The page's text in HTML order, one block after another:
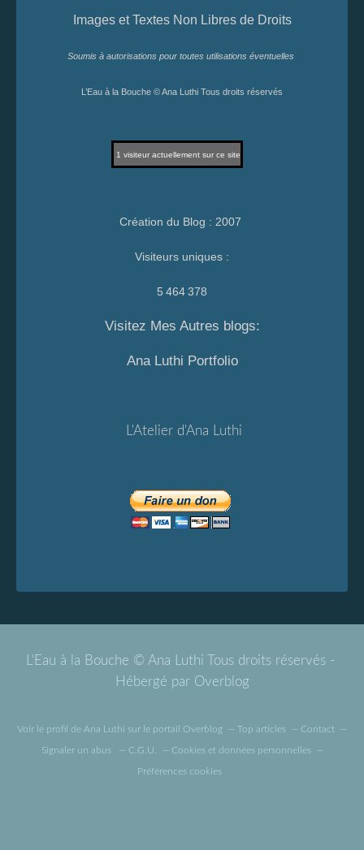
Images et Textes Non Libres de Droits
Soumis à autorisations pour toutes utilisations éventuelles
L’Eau à la Bouche © Ana Luthi Tous droits réservés
1 visiteur actuellement sur ce site
Création du Blog : 2007
Visiteurs uniques :
5 464 378
Visitez Mes Autres blogs:
Ana Luthi Portfolio
L'Atelier d'Ana Luthi
L'Eau à la Bouche © Ana Luthi Tous droits réservés -
Hébergé par Overblog
Voir le profil de Ana Luthi sur le portail Overblog Top articles Contact
Signaler un abus C.G.U. Cookies et données personnelles
Préférences cookies